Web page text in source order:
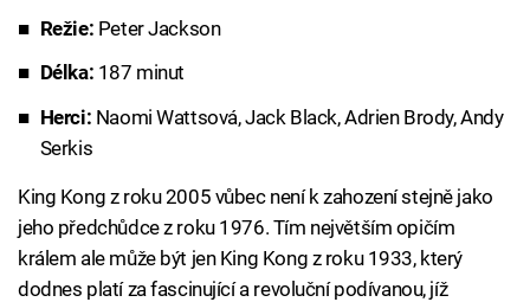
Režie: Peter Jackson
Délka: 187 minut
Herci: Naomi Wattsová, Jack Black, Adrien Brody, Andy
Serkis
King Kong z roku 2005 vůbec není k zahození stejně jako
jeho předchůdce z roku 1976. Tím největším opičím
králem ale může být jen King Kong z roku 1933, který
dodnes platí za fascinující a revoluční podívanou, jíž